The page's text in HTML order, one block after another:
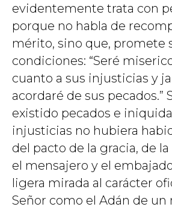
evidentemente trata con
porque no habla de
mérito, sino que, promete
condiciones: “Seré
cuanto a sus injusticias y
acordaré de sus pecados.”
existido pecados e
injusticias no hubiera
del pacto de la gracia, de
el mensajero y el
ligera mirada al carácter
Señor como el Adán de un